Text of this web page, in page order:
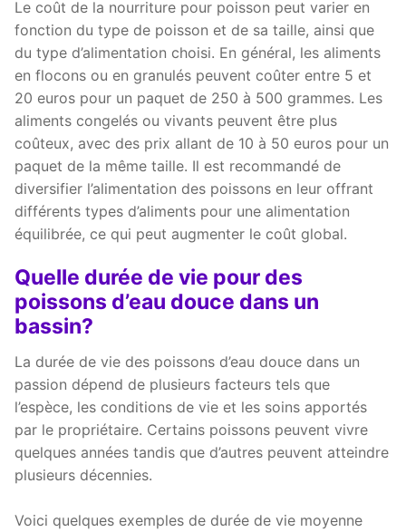
Le coût de la nourriture pour poisson peut varier en
fonction du type de poisson et de sa taille, ainsi que
du type d’alimentation choisi. En général, les aliments
en flocons ou en granulés peuvent coûter entre 5 et
20 euros pour un paquet de 250 à 500 grammes. Les
aliments congelés ou vivants peuvent être plus
coûteux, avec des prix allant de 10 à 50 euros pour un
paquet de la même taille. Il est recommandé de
diversifier l’alimentation des poissons en leur offrant
différents types d’aliments pour une alimentation
équilibrée, ce qui peut augmenter le coût global.
Quelle durée de vie pour des
poissons d’eau douce dans un
bassin?
La durée de vie des poissons d’eau douce dans un
passion dépend de plusieurs facteurs tels que
l’espèce, les conditions de vie et les soins apportés
par le propriétaire. Certains poissons peuvent vivre
quelques années tandis que d’autres peuvent atteindre
plusieurs décennies.
Voici quelques exemples de durée de vie moyenne